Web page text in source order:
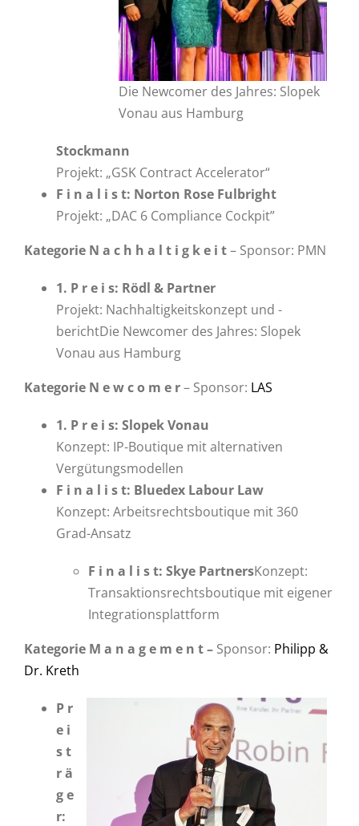
Die Newcomer des Jahres: Slopek
Vonau aus Hamburg
Stockmann
Projekt: „GSK Contract Accelerator“
F i n a l i s t: Norton Rose Fulbright
Projekt: „DAC 6 Compliance Cockpit”
Kategorie N a c h h a l t i g k e i t– Sponsor: PMN
1. P r e i s: Rödl & Partner
Projekt: Nachhaltigkeitskonzept und -
berichtDie Newcomer des Jahres: Slopek
Vonau aus Hamburg
Kategorie N e w c o m e r– Sponsor: LAS
1. P r e i s: Slopek Vonau
Konzept: IP-Boutique mit alternativen
Vergütungsmodellen
F i n a l i s t: Bluedex Labour Law
Konzept: Arbeitsrechtsboutique mit 360
Grad-Ansatz
F i n a l i s t: Skye PartnersKonzept:
Transaktionsrechtsboutique mit eigener
Integrationsplattform
Kategorie M a n a g e m e n t – Sponsor: Philipp &
Dr. Kreth
P r
e i
s t
r ä
g e
r: